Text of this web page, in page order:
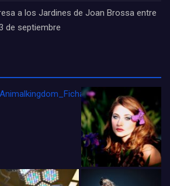
a los Jardines de Joan Brossa entre
de septiembre
Animalkingdom_FichaCine